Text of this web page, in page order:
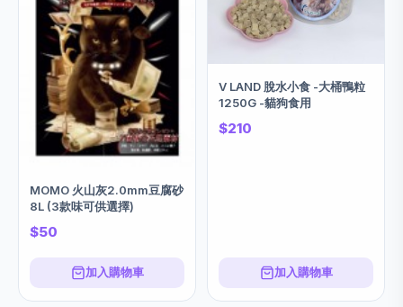
MOMO 火山灰2.0mm豆腐砂
8L (3款味可供選擇)
$50
加入購物車
V LAND 脫水小食 -大桶鴨粒
1250G -貓狗食用
$210
加入購物車